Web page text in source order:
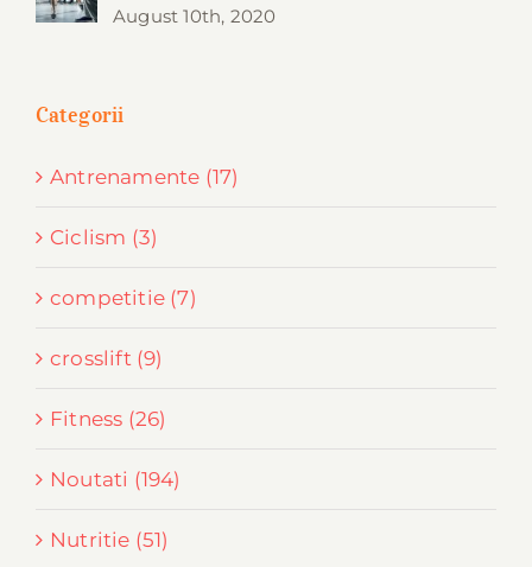
August 10th, 2020
Categorii
Antrenamente (17)
Ciclism (3)
competitie (7)
crosslift (9)
Fitness (26)
Noutati (194)
Nutritie (51)